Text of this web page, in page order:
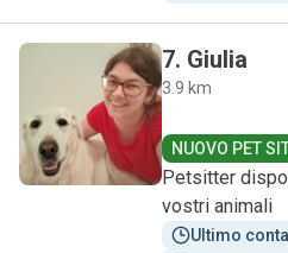
G
7. Giulia
3.9 km
NUOVO PET
Petsitter
vostri animali
Ultimo